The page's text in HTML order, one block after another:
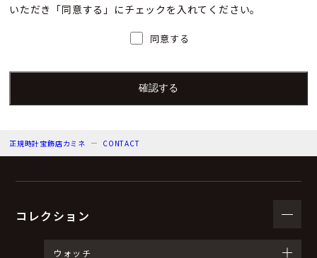
人）の氏名又は職名、所属及び連絡先
個人情報保護管理者：上根 彩
（３）個人情報の利用目的
弊社からのお知らせ等の情報をお送りするため。
（４）個人情報の第三者提供について
いただき「同意する」にチェックを入れてください。
同意する
正規時計宝飾店カミネ CONTACT
コレクション
ウォッチ